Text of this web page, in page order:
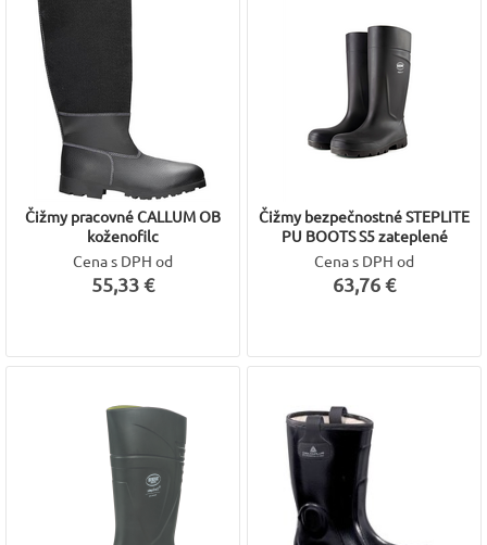
Čižmy pracovné CALLUM OB
koženofilc
Cena s DPH od
55,33 €
Čižmy bezpečnostné STEPLITE
PU BOOTS S5 zateplené
Cena s DPH od
63,76 €